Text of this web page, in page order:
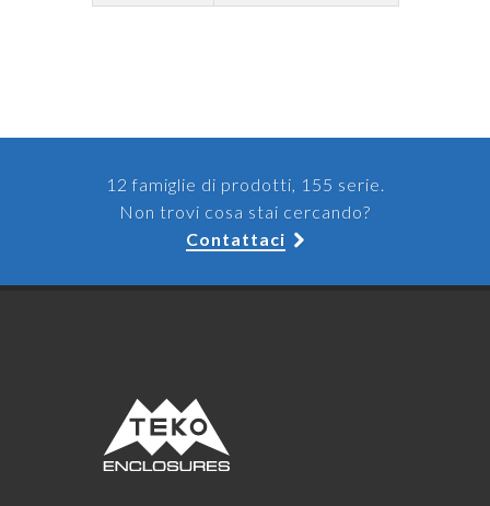
12 famiglie di prodotti, 155 serie.
Non trovi cosa stai cercando?
Contattaci